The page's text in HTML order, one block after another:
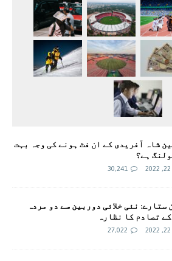
شاہ آفریدی کے ان فٹ ہونے کی وجہ بہت
ہے؟
30,241
ستارے: نئی خلائی دوربین سے دو مردہ
تصادم کا نظارہ
27,022